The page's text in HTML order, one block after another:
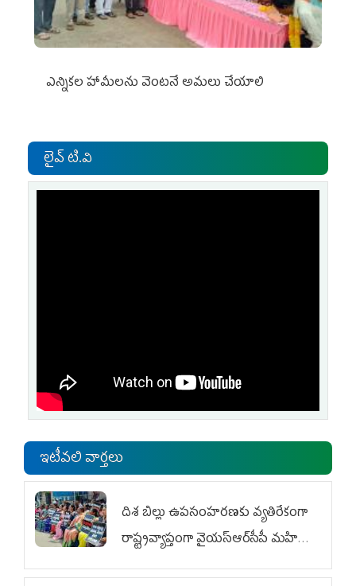
ఎన్నికల హామీలను వెంటనే అమలు చేయాలి
లైవ్ టి.వి
ఇటీవలి వార్తలు
దిశ బిల్లు ఉపసంహరణకు వ్యతిరేకంగా
రాష్ట్రవ్యాప్తంగా వైయ‌స్ఆర్‌సీపీ మహిళా
విభాగం ఆందోళనలు